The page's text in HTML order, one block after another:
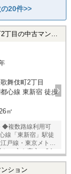
20件>>
ライオンズマンション歌舞伎町第2 新宿区歌舞伎町2丁目の中古マンション
舞伎町2丁目
心線 東新宿 徒歩
㎡
線「東新宿」駅徒
戸線・東京メトロ
ろ◎～ ▼周辺
ション